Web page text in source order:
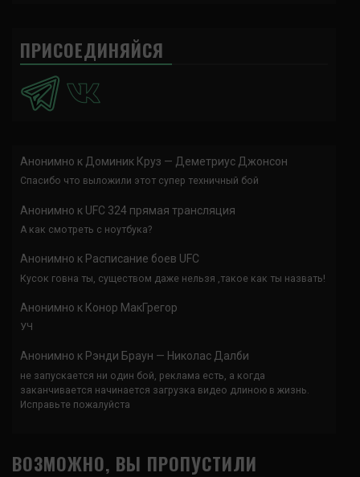
ПРИСОЕДИНЯЙСЯ
Анонимно к Доминик Круз — Деметриус Джонсон
Спасибо что выложили этот супер техничный бой
Анонимно к UFC 324 прямая трансляция
А как смотреть с ноутбука?
Анонимно к Расписание боев UFC
Кусок говна ты, существом даже нельзя ,такое как ты назвать!
Анонимно к Конор МакГрегор
УЧ
Анонимно к Рэнди Браун — Николас Далби
не запускается ни один бой, реклама есть, а когда
заканчивается начинается загрузка видео длиною в жизнь.
Исправьте пожалуйста
ВОЗМОЖНО, ВЫ ПРОПУСТИЛИ